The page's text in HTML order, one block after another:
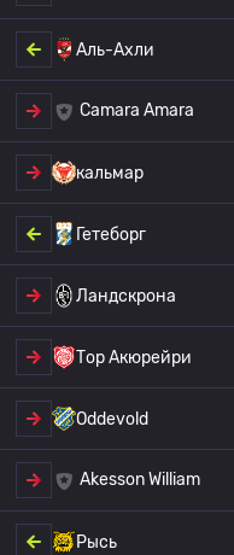
Аль-Ахли
Camara Amara
кальмар
Гетеборг
Ландскрона
Тор Акюрейри
Oddevold
Akesson William
Рысь